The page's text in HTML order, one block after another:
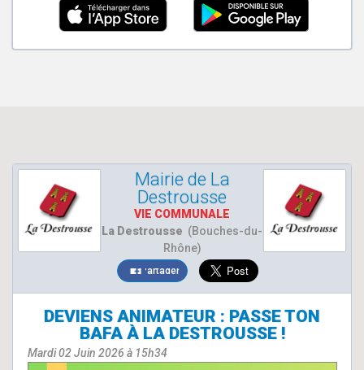
Mairie de La
Destrousse
VIE COMMUNALE
La Destrousse (Bouches-du-
Rhône)
Partager
DEVIENS ANIMATEUR : PASSE TON
BAFA À LA DESTROUSSE !
Mardi 02 Juin 2026 à 15h34